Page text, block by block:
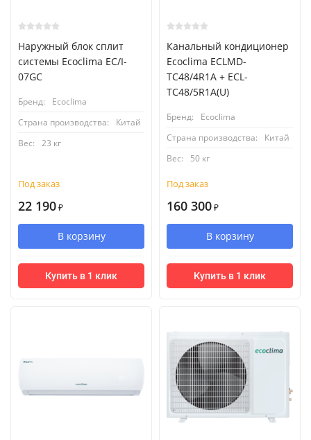
Наружный блок сплит
системы Ecoclima EC/I-
07GC
Бренд:
Ecoclima
Страна производства:
Китай
Вес:
23 кг
Под заказ
22 190 ₽
В корзину
Купить в 1 клик
Канальный кондиционер
Ecoclima ECLMD-
TC48/4R1A + ECL-
TC48/5R1A(U)
Бренд:
Ecoclima
Страна производства:
Китай
Вес:
50 кг
Под заказ
160 300 ₽
В корзину
Купить в 1 клик